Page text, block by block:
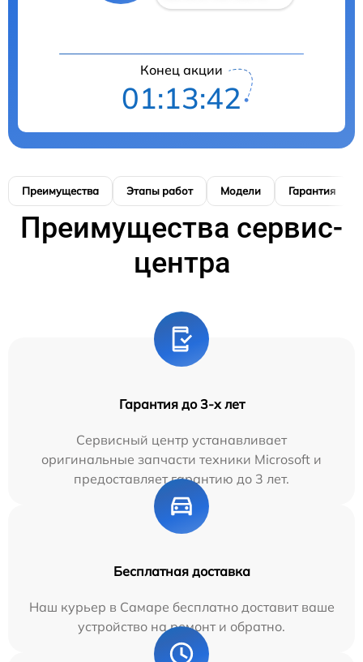
Конец акции
01:13:41
Преимущества Этапы работ Модели Гарантия
Преимущества сервис-
центра
Гарантия до 3-х лет
Сервисный центр устанавливает
оригинальные запчасти техники Microsoft и
предоставляет гарантию до 3 лет.
Бесплатная доставка
Наш курьер в Самаре бесплатно доставит ваше
устройство на ремонт и обратно.